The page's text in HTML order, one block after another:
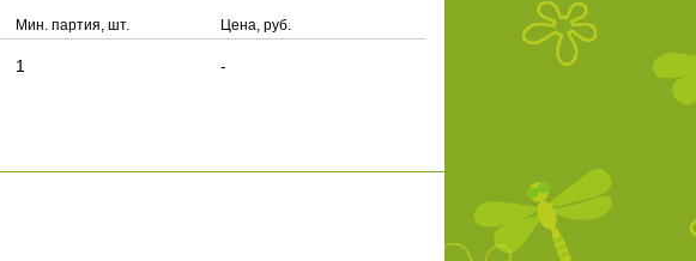
Мин. партия, шт. Цена, руб.
1 -